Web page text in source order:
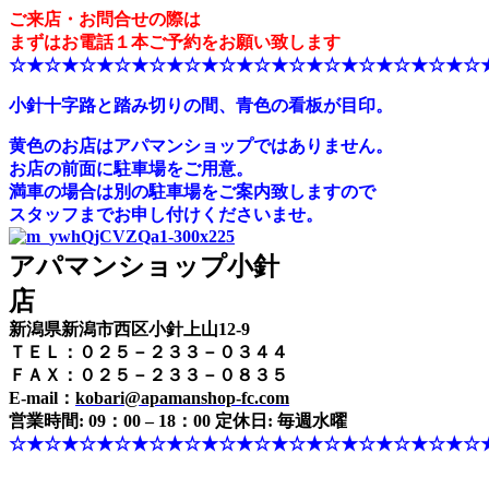
ご来店・お問合せの際は
まずはお電話１本ご予約をお願い致します
小針十字路と踏み切りの間、青色の看板が目印。
黄色のお店はアパマンショップではありません。
お店の前面に駐車場をご用意。
満車の場合は別の駐車場をご案内致しますので
スタッフまでお申し付けくださいませ。
アパマンショップ小針
店
新潟県新潟市西区小針上山12-9
ＴＥＬ：０２５－２３３－０３４４
ＦＡＸ：０２５－２３３－０８３５
E-mail： kobari@apamanshop-fc.com
営業時間: 09：00 – 18：00 定休日: 毎週水曜